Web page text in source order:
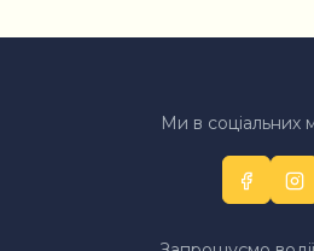
Ми в соціальних